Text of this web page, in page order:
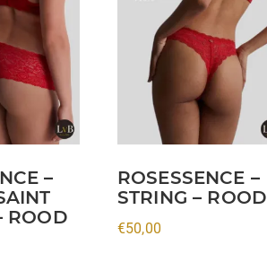
–
ROOD
ROSESSENCE –
STRING – ROOD
€50,00
meerdere
variaties.
gekozen
worden
op